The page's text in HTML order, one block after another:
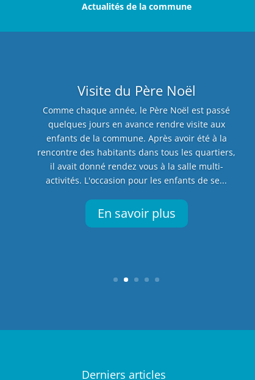
Actualités de la commune
Visite du Père Noël
Comme chaque année, le Père Noël est passé
quelques jours en avance rendre visite aux
enfants de la commune. Après avoir été à la
rencontre des habitants dans tous les quartiers,
il avait donné rendez vous à la salle multi-
activités. L'occasion pour les enfants de se...
En savoir plus
Derniers articles